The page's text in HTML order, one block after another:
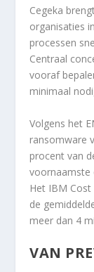
Cegeka
organisaties
processen
Centraal
vooraf
minimaal
Volgens het
ransomware
procent van
voornaamste
Het IBM
de
meer dan 4
VAN